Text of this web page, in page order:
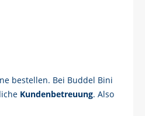
bestellen. Bei Buddel Bini
Kundenbetreuung. Also